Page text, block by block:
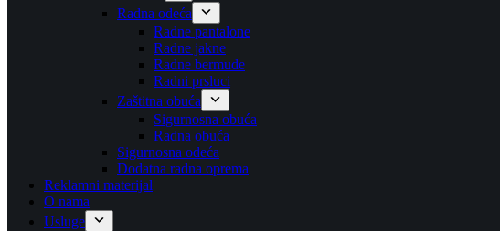
Radna odeća
Radne pantalone
Radne jakne
Radne bermude
Radni prsluci
Zaštitna obuća
Sigurnosna obuća
Radna obuća
Sigurnosna odeća
Dodatna radna oprema
Reklamni materijal
O nama
Usluge